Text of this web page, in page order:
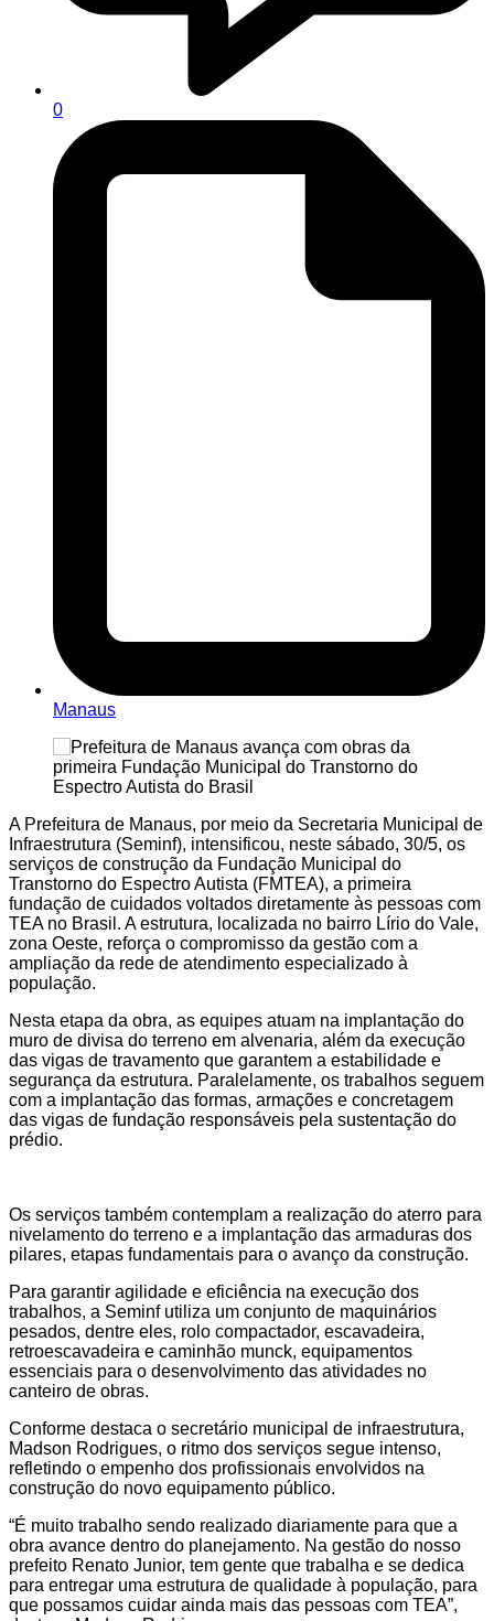
0
Manaus
A Prefeitura de Manaus, por meio da Secretaria Municipal de
Infraestrutura (Seminf), intensificou, neste sábado, 30/5, os
serviços de construção da Fundação Municipal do
Transtorno do Espectro Autista (FMTEA), a primeira
fundação de cuidados voltados diretamente às pessoas com
TEA no Brasil. A estrutura, localizada no bairro Lírio do Vale,
zona Oeste, reforça o compromisso da gestão com a
ampliação da rede de atendimento especializado à
população.
Nesta etapa da obra, as equipes atuam na implantação do
muro de divisa do terreno em alvenaria, além da execução
das vigas de travamento que garantem a estabilidade e
segurança da estrutura. Paralelamente, os trabalhos seguem
com a implantação das formas, armações e concretagem
das vigas de fundação responsáveis pela sustentação do
prédio.
Os serviços também contemplam a realização do aterro para
nivelamento do terreno e a implantação das armaduras dos
pilares, etapas fundamentais para o avanço da construção.
Para garantir agilidade e eficiência na execução dos
trabalhos, a Seminf utiliza um conjunto de maquinários
pesados, dentre eles, rolo compactador, escavadeira,
retroescavadeira e caminhão munck, equipamentos
essenciais para o desenvolvimento das atividades no
canteiro de obras.
Conforme destaca o secretário municipal de infraestrutura,
Madson Rodrigues, o ritmo dos serviços segue intenso,
refletindo o empenho dos profissionais envolvidos na
construção do novo equipamento público.
“É muito trabalho sendo realizado diariamente para que a
obra avance dentro do planejamento. Na gestão do nosso
prefeito Renato Junior, tem gente que trabalha e se dedica
para entregar uma estrutura de qualidade à população, para
que possamos cuidar ainda mais das pessoas com TEA”,